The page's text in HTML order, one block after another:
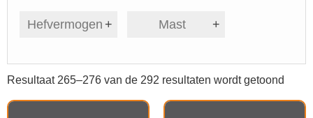
Hefvermogen + Mast +
Resultaat 265–276 van de 292 resultaten wordt getoond